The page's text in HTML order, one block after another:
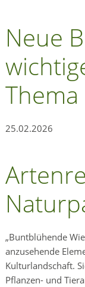
Neue
25.02.2026
„Buntblühende
anzusehende
Kulturlandschaft.
Pflanzen- und